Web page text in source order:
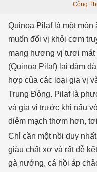
Công
Quinoa Pilaf là một
muốn đổi vị khỏi cơm
mang hương vị tươi mát
(Quinoa Pilaf) lại đậm
hợp của các loại gia vị
Trung Đông. Pilaf là
và gia vị trước khi nấu
diêm mạch thơm hơn,
Chỉ cần một nồi duy
giàu chất xơ và rất dễ
gà nướng, cá hồi áp